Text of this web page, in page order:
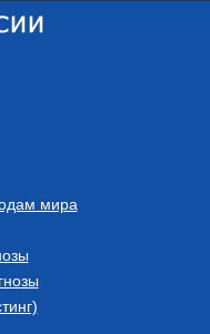
мира